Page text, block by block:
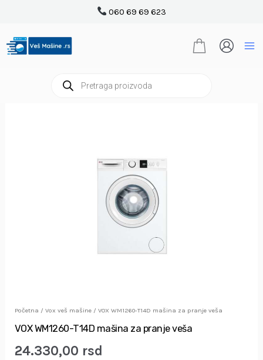
sadržaj
060 69 69 623
search
Početna / Vox veš mašine/ VOX WM1260-T14D mašina za pranje veša
VOX WM1260-T14D mašina za pranje veša
24.330,00 rsd